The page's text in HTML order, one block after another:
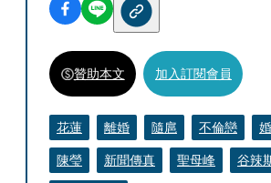
贊助本文 加入訂閱會員
花蓮 離婚 隨扈 不倫戀
陳瑩
新聞傳真 聖母峰 谷辣